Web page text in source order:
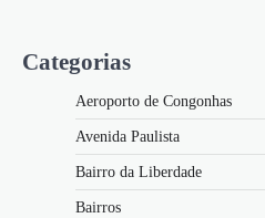
Categorias
Aeroporto de Congonhas
Avenida Paulista
Bairro da Liberdade
Bairros